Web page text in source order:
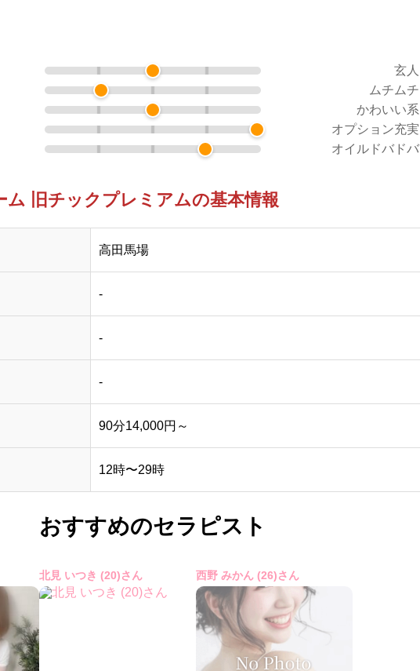
玄人
ムチムチ
かわいい系
オプション充実
オイルドバドバ
ム 旧チックプレミアムの基本情報
高田馬場
-
-
-
90分14,000円～
12時〜29時
おすすめのセラピスト
北見 いつき (20)さん 西野 みかん (26)さん